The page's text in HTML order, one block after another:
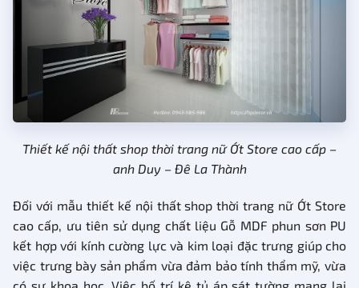
Thiết kế nội thất shop thời trang nữ Ớt Store cao cấp –
anh Duy – Đê La Thành
Đối với mẫu thiết kế nội thất shop thời trang nữ Ớt Store
cao cấp, ưu tiên sử dụng chất liệu Gỗ MDF phun sơn PU
kết hợp với kính cường lực và kim loại đặc trưng giúp cho
việc trưng bày sản phẩm vừa đảm bảo tính thẩm mỹ, vừa